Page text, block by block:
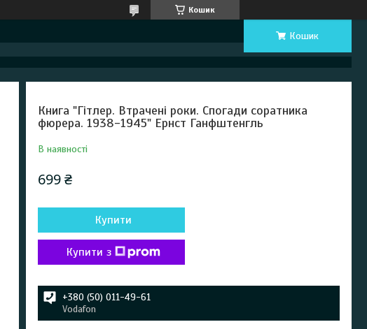
Кошик
Кошик
Книга "Гітлер. Втрачені роки. Спогади соратника
фюрера. 1938-1945" Ернст Ганфштенгль
В наявності
699 ₴
Купити
Купити з
+380 (50) 011-49-61
Vodafon